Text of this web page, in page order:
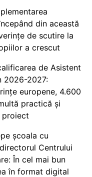
din această
de scutire la
a crescut
de Asistent
2026-2027:
europene, 4.600
practică și
proiect
școala cu
Centrului
În cel mai bun
în format digital